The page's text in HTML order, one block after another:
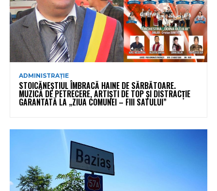
ADMINISTRAȚIE
STOICĂNEȘTIUL ÎMBRACĂ HAINE DE SĂRBĂTOARE.
MUZICĂ DE PETRECERE, ARTIȘTI DE TOP ȘI DISTRACȚIE
GARANTATĂ LA „ZIUA COMUNEI – FIII SATULUI”